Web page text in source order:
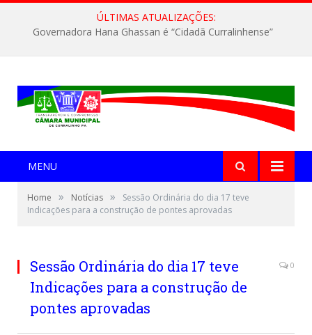
ÚLTIMAS ATUALIZAÇÕES:
Governadora Hana Ghassan é “Cidadã Curralinhense”
MENU
Home » Notícias »
Sessão Ordinária do dia 17 teve
Indicações para a construção de pontes aprovadas
Sessão Ordinária do dia 17 teve
Indicações para a construção de
pontes aprovadas
0